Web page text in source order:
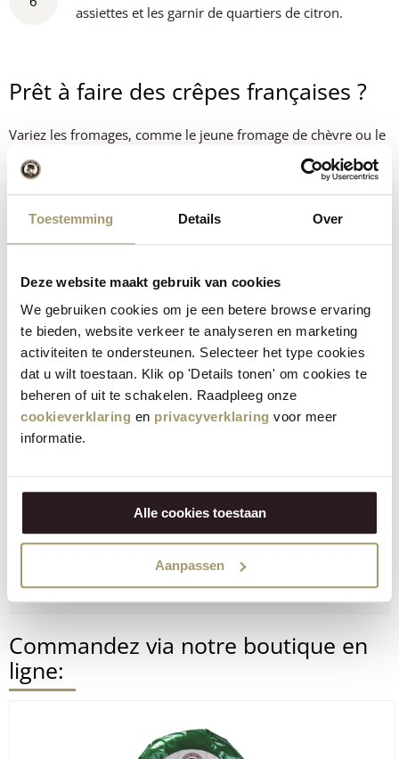
Toestemming Details Over
Deze website maakt gebruik van cookies
We gebruiken cookies om je een betere browse ervaring
te bieden, website verkeer te analyseren en marketing
activiteiten te ondersteunen. Selecteer het type cookies
dat u wilt toestaan. Klik op 'Details tonen' om cookies te
beheren of uit te schakelen. Raadpleeg onze
cookieverklaring en privacyverklaring voor meer
informatie.
Alle cookies toestaan
Aanpassen
assiettes et les garnir de quartiers de citron.
Prêt à faire des crêpes françaises ?
Variez les fromages, comme le jeune fromage de chèvre ou le
jeune fromage de brebis, pour donner une nouvelle tournure
à votre recette. Vous pouvez également remplacer les crêpes
du fromage. Remplacez le saumon par du blanc de poulet
fumé ou du jambon. Commandez les produits fromagers
nécessaires via notre boutique en ligne et dégustez bientôt ce
La recette a-t-elle réussi?
Faites-nous savoir ce que vous en pensez !
VERSTUUR
Commandez via notre boutique en
ligne: